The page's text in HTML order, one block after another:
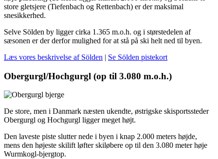
store gletsjere (Tiefenbach og Rettenbach) er der maksimal
snesikkerhed.
Selve Sölden by ligger cirka 1.365 m.o.h. og i størstedelen af
sæsonen er der derfor mulighed for at stå på ski helt ned til byen.
Læs vores beskrivelse af Sölden | Se Sölden pistekort
Obergurgl/Hochgurgl (op til 3.080 m.o.h.)
De store, men i Danmark næsten ukendte, østrigske skisportssteder
Obergurgl og Hochgurgl ligger meget højt.
Den laveste piste slutter nede i byen i knap 2.000 meters højde,
mens den højeste skilift løfter skiløbere op til den 3.080 meter høje
Wurmkogl-bjergtop.